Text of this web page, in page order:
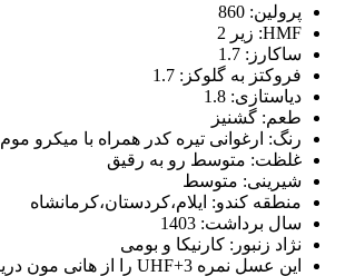
پرولین: 860
HMF: زیر 2
ساکارز: 1.7
فروکتز به گلوکز: 1.7
دیاستازی: 1.8
طعم: گشنیز
رنگ: ارغوانی تیره کدر همراه با میکرو موم
غلظت: متوسط رو به رقیق
شیرینی: متوسط
منطقه کندو: ایلام،کردستان،کرمانشاه
سال برداشت: 1403
نژاد زنبور: کارنیکا و بومی
این عسل نمره UHF+3 را از هانی مون دریافت کرده است.